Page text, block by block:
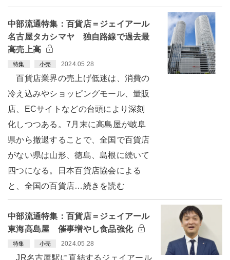
中部流通特集：百貨店＝ジェイアール
名古屋タカシマヤ 独自路線で過去最
高売上高
特集 小売 2024.05.28
百貨店業界の売上げ低迷は、消費の
冷え込みやショッピングモール、量販
店、ECサイトなどの台頭により深刻
化しつつある。7月末に高島屋が岐阜
県から撤退することで、全国で百貨店
がない県は山形、徳島、島根に続いて
四つになる。日本百貨店協会による
と、全国の百貨店…続きを読む
中部流通特集：百貨店＝ジェイアール
東海高島屋 催事増やし食品強化
特集 小売 2024.05.28
JR名古屋駅に直結するジェイアール